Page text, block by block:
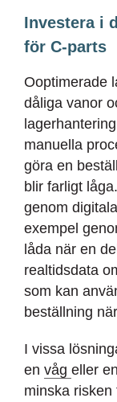
Investera i
för C-parts
Ooptimerade
dåliga vanor
manuella
göra en
blir farligt
genom
exempel
låda när en
realtidsdata
som kan
beställning
I vissa
en våg eller
minska